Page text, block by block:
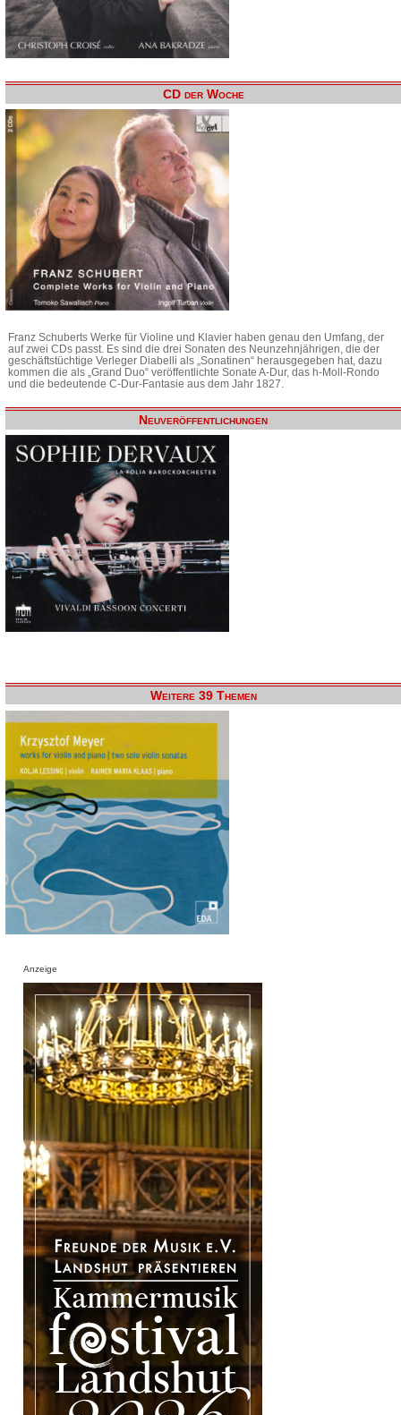
CD der Woche
Franz Schuberts Werke für Violine und Klavier haben genau den Umfang, der
auf zwei CDs passt. Es sind die drei Sonaten des Neunzehnjährigen, die der
geschäftstüchtige Verleger Diabelli als „Sonatinen“ herausgegeben hat, dazu
kommen die als „Grand Duo“ veröffentlichte Sonate A-Dur, das h-Moll-Rondo
und die bedeutende C-Dur-Fantasie aus dem Jahr 1827.
Neuveröffentlichungen
Weitere 39 Themen
Anzeige